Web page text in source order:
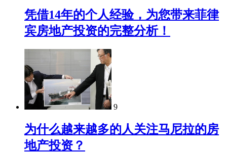
凭借14年的个人经验，为您带来菲律
宾房地产投资的完整分析！
9
为什么越来越多的人关注马尼拉的房
地产投资？